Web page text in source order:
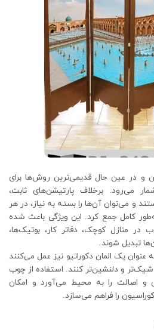
و در عین حال قدیمی‌ترین روش‌ها برای
می‌رود. برخلاف پارتیشن‌های ثابت،
و می‌توان آن‌ها را بسته به نیاز، در هر
کامل جمع کرد. این ویژگی باعث شده
در منازل کوچک، دفاتر کار، بوتیک‌ها،
تبدیل شوند.
به عنوان یک المان دکوراتیو نیز عمل می‌کنند
شیک‌تر و دلنشین‌تر کنند. استفاده از چوب
اصالت را به محیط می‌آورد و امکان
را فراهم می‌سازد.